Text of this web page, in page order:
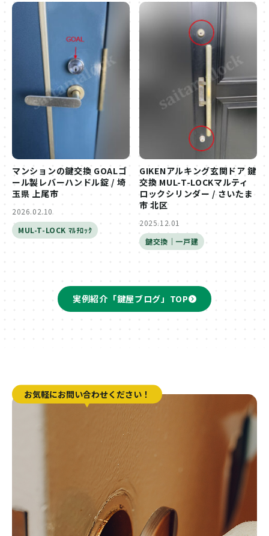
マンションの鍵交換 GOALゴ
ール製レバーハンドル錠 / 埼
玉県 上尾市
2026.02.10
MUL-T-LOCK ﾏﾙﾁﾛｯｸ
GIKENアルキング玄関ドア 鍵
交換 MUL-T-LOCKマルティ
ロックシリンダー / さいたま
市 北区
2025.12.01
鍵交換｜一戸建
実例紹介「鍵屋ブログ」TOP
お気軽にお問い合わせください！